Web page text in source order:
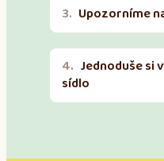
Upozorníme
Jednoduše si
sídlo